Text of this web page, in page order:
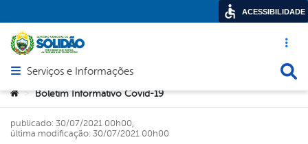
Acesso
Abrir menu principal de navegação
Serviços e Informações
Você está aqui:
> Boletim Informativo Covid-19
publicado: 30/07/2021 00h00,
última modificação: 30/07/2021 00h00
ACESSIBILIDADE